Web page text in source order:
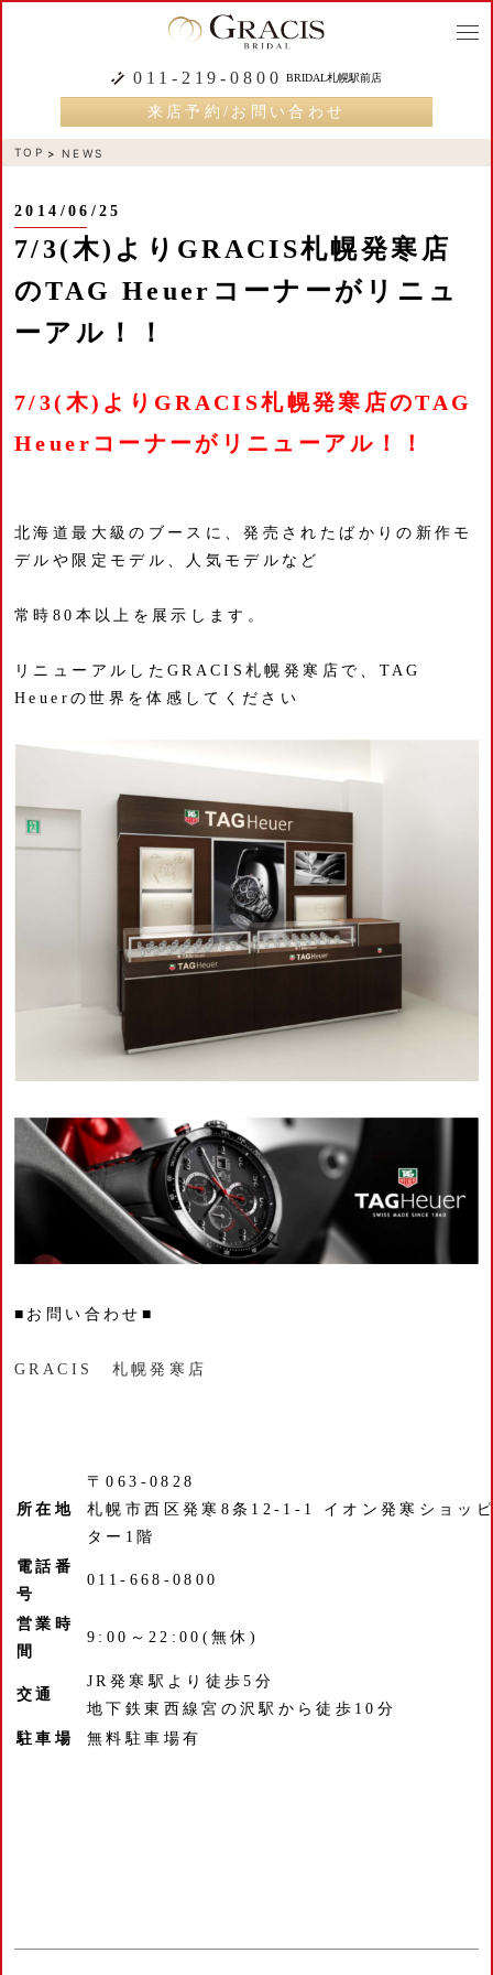
011-219-0800 BRIDAL札幌駅前店
来店予約/お問い合わせ
TOP NEWS
2014/06/25
7/3(木)よりGRACIS札幌発寒店
のTAG Heuerコーナーがリニュ
ーアル！！
7/3( 木) より GRACIS札幌発寒店のTAG
Heuer コーナーがリニューアル！！
北海道最大級のブースに、発売されたばかりの新作モ
デルや限定モデル、人気モデルなど
常時80本以上を展示します。
リニューアルしたGRACIS札幌発寒店で、TAG
Heuerの世界を体感してください
■お問い合わせ■
GRACIS 札幌発寒店
所在地
〒063-0828
札幌市西区発寒8条12-1-1 イオン発寒ショッ
ター1階
電話番
号
011-668-0800
営業時
間
9:00～22:00(無休)
交通
JR発寒駅より徒歩5分
地下鉄東西線宮の沢駅から徒歩10分
駐車場
無料駐車場有